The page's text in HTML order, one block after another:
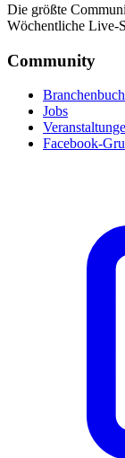
Die größte
Wöchentliche Live-
Community
Branchenbuch
Jobs
Facebook-